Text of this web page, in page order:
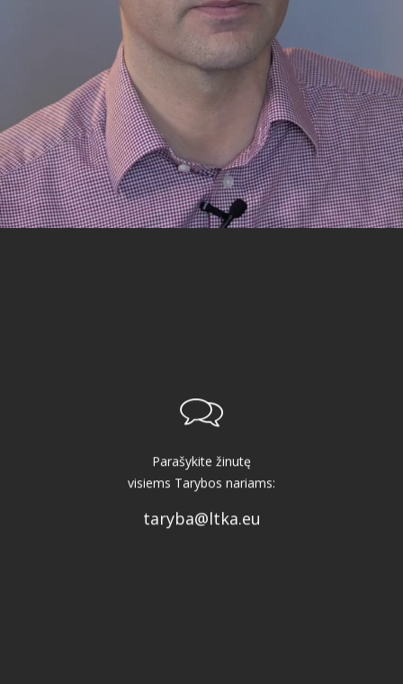
Parašykite žinutę
visiems Tarybos nariams:
taryba@ltka.eu